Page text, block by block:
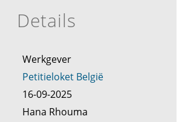
Details
Werkgever
Petitieloket België
16-09-2025
Hana Rhouma